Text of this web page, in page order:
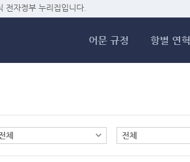
전자정부 누리집입니다.
어문 규정 항별 연혁